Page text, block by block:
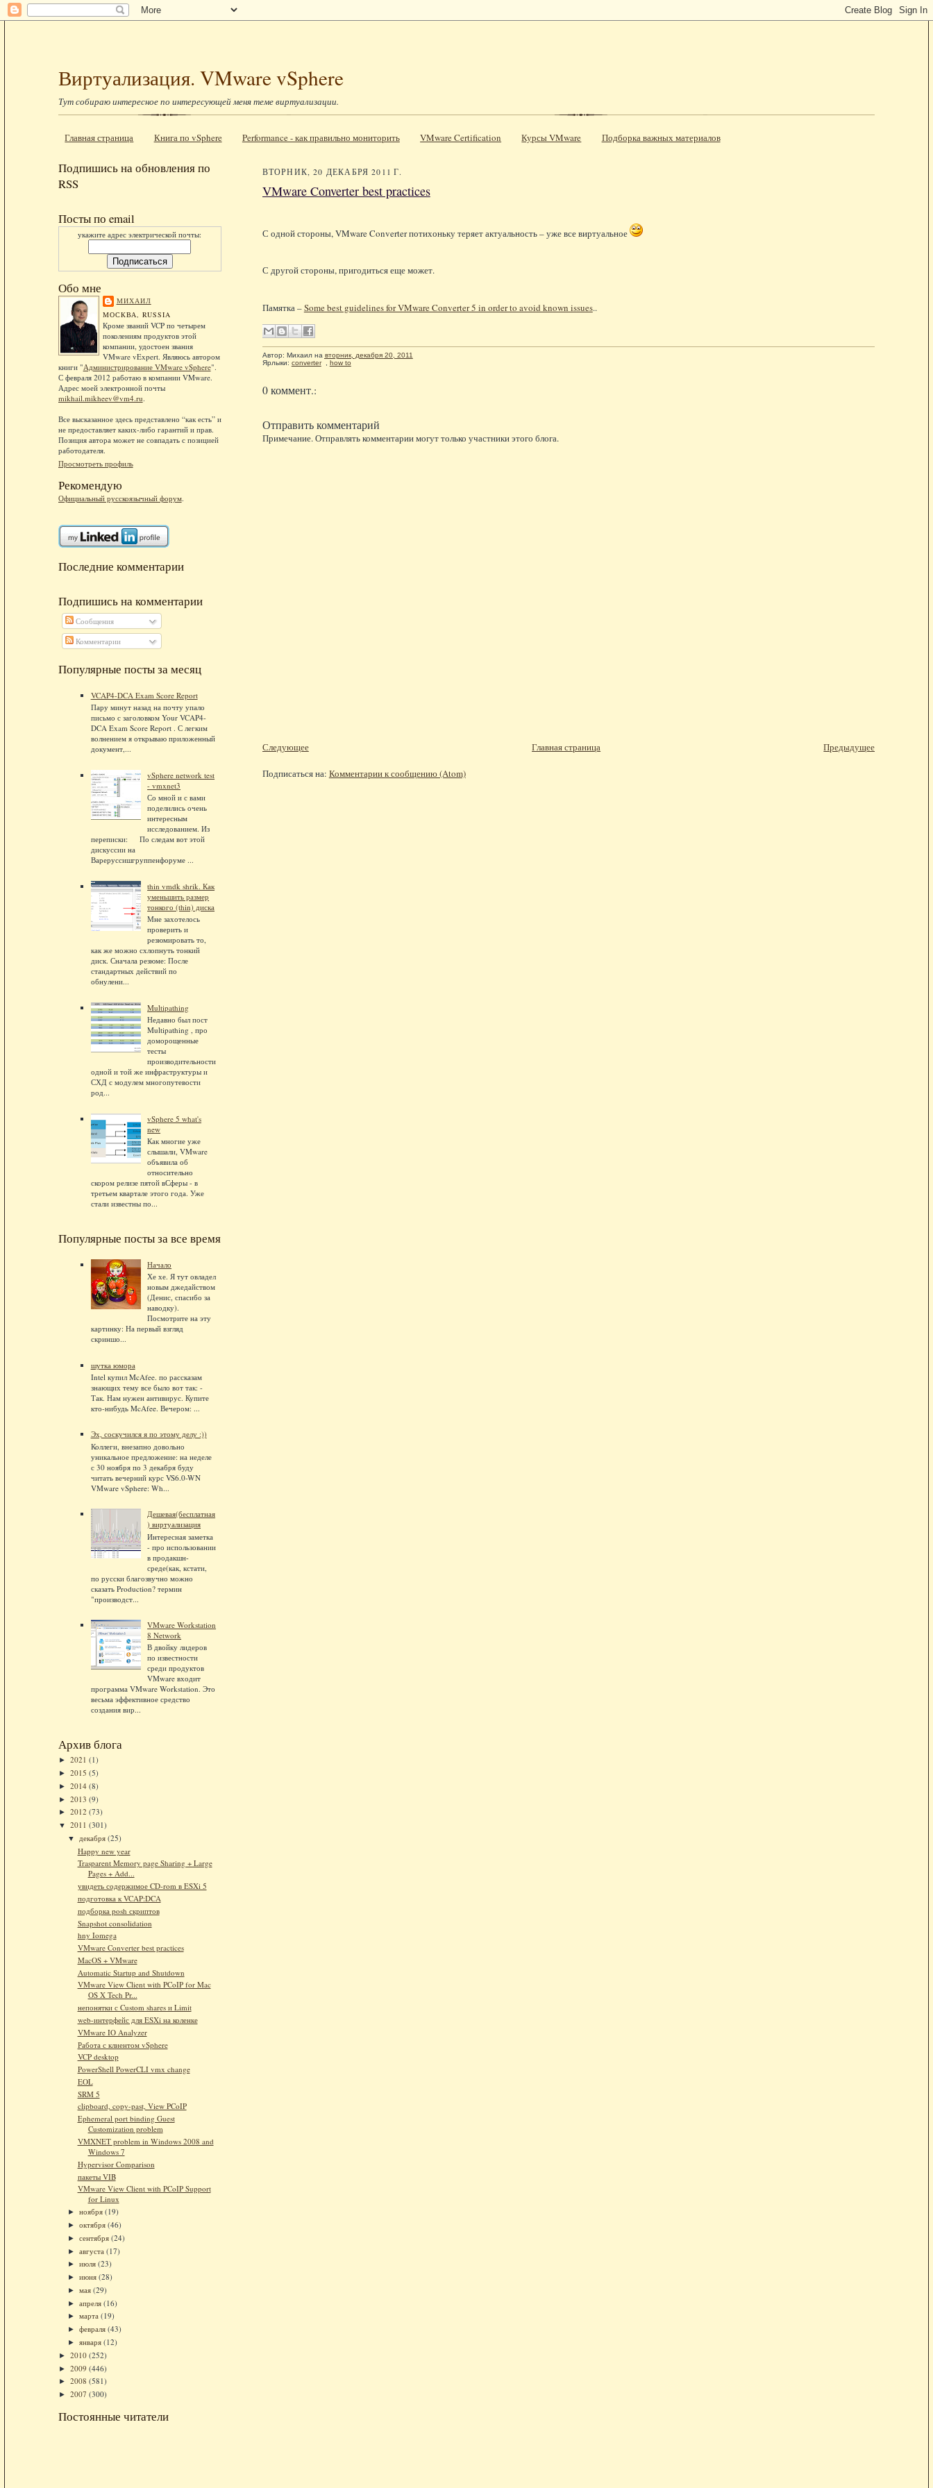
Виртуализация. VMware vSphere
Тут собираю интересное по интересующей меня теме виртуализации.
Главная страница Книга по vSphere Performance - как правильно мониторить VMware Certification Курсы VMware Подборка важных материалов
Подпишись на обновления по
RSS
Посты по email
укажите адрес электрической почты:
Обо мне
МИХАИЛ
МОСКВА, RUSSIA
Кроме званий VCP по четырем
поколениям продуктов этой
компании, удостоен звания
VMware vExpert. Являюсь автором
книги "Администрирование VMware vSphere".
С февраля 2012 работаю в компании VMware.
Адрес моей электронной почты
mikhail.mikheev@vm4.ru.
Все высказанное здесь представлено “как есть” и
не предоставляет каких-либо гарантий и прав.
Позиция автора может не совпадать с позицией
работодателя.
Просмотреть профиль
Рекомендую
Официальный русскоязычный форум.
Последние комментарии
Подпишись на комментарии
Сообщения
Комментарии
Популярные посты за месяц
VCAP4-DCA Exam Score Report
Пару минут назад на почту упало
письмо с заголовком Your VCAP4-
DCA Exam Score Report . С легким
волнением я открываю приложенный
документ,...
vSphere network test
- vmxnet3
Со мной и с вами
поделились очень
интересным
исследованием. Из
переписки: По следам вот этой
дискуссии на
Вареруссишгруппенфоруме ...
thin vmdk shrik. Как
уменьшить размер
тонкого (thin) диска
Мне захотелось
проверить и
резюмировать то,
как же можно схлопнуть тонкий
диск. Сначала резюме: После
стандартных действий по
обнулени...
Multipathing
Недавно был пост
Multipathing , про
доморощенные
тесты
производительности
одной и той же инфраструктуры и
СХД с модулем многопутевости
род...
vSphere 5 what's
new
Как многие уже
слышали, VMware
объявила об
относительно
скором релизе пятой вСферы - в
третьем квартале этого года. Уже
стали известны по...
Популярные посты за все время
Начало
Хе хе. Я тут овладел
новым джедайством
(Денис, спасибо за
наводку).
Посмотрите на эту
картинку: На первый взгляд
скриншо...
шутка юмора
Intel купил McAfee. по рассказам
знающих тему все было вот так: -
Так. Нам нужен антивирус. Купите
кто-нибудь McAfee. Вечером: ...
Эх, соскучился я по этому делу :))
Коллеги, внезапно довольно
уникальное предложение: на неделе
с 30 ноября по 3 декабря буду
читать вечерний курс VS6.0-WN
VMware vSphere: Wh...
Дешевая(бесплатная
) виртуализация
Интересная заметка
- про использовании
в продакшн-
среде(как, кстати,
по русски благозвучно можно
сказать Production? термин
"производст...
VMware Workstation
8 Network
В двойку лидеров
по известности
среди продуктов
VMware входит
программа VMware Workstation. Это
весьма эффективное средство
создания вир...
Архив блога
► 2021 (1)
► 2015 (5)
► 2014 (8)
► 2013 (9)
► 2012 (73)
▼ 2011 (301)
▼ декабря (25)
Happy new year
Trasparent Memory page Sharing + Large
Pages + Add...
увидеть содержимое CD-rom в ESXi 5
подготовка к VCAP:DCA
подборка posh скриптов
Snapshot consolidation
hny Iomega
VMware Converter best practices
MacOS + VMware
Automatic Startup and Shutdown
VMware View Client with PCoIP for Mac
OS X Tech Pr...
непонятки с Custom shares и Limit
web-интерфейс для ESXi на коленке
VMware IO Analyzer
Работа с клиентом vSphere
VCP desktop
PowerShell PowerCLI vmx change
EOL
SRM 5
clipboard, copy-past, View PCoIP
Ephemeral port binding Guest
Customization problem
VMXNET problem in Windows 2008 and
Windows 7
Hypervisor Comparison
пакеты VIB
VMware View Client with PCoIP Support
for Linux
► ноября (19)
► октября (46)
► сентября (24)
► августа (17)
► июля (23)
► июня (28)
► мая (29)
► апреля (16)
► марта (19)
► февраля (43)
► января (12)
► 2010 (252)
► 2009 (446)
► 2008 (581)
► 2007 (300)
Постоянные читатели
ВТОРНИК, 20 ДЕКАБРЯ 2011 Г.
VMware Converter best practices
С одной стороны, VMware Converter потихоньку теряет актуальность – уже все виртуальное
С другой стороны, пригодиться еще может.
Памятка –Some best guidelines for VMware Converter 5 in order to avoid known issues..
Автор: Михаил на вторник, декабря 20, 2011
Ярлыки: converter how to
0 коммент.:
Отправить комментарий
Примечание. Отправлять комментарии могут только участники этого блога.
Следующее Предыдущее
Главная страница
Подписаться на: Комментарии к сообщению (Atom)